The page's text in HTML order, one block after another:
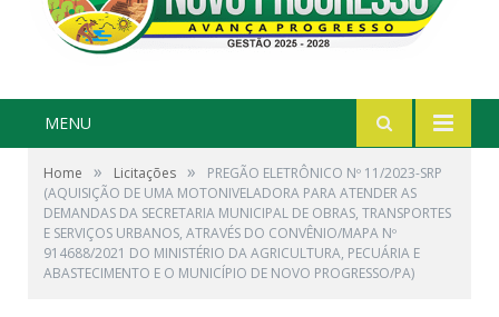
MENU
Home » Licitações »
PREGÃO ELETRÔNICO Nº 11/2023-SRP
(AQUISIÇÃO DE UMA MOTONIVELADORA PARA ATENDER AS
DEMANDAS DA SECRETARIA MUNICIPAL DE OBRAS, TRANSPORTES
E SERVIÇOS URBANOS, ATRAVÉS DO CONVÊNIO/MAPA Nº
914688/2021 DO MINISTÉRIO DA AGRICULTURA, PECUÁRIA E
ABASTECIMENTO E O MUNICÍPIO DE NOVO PROGRESSO/PA)